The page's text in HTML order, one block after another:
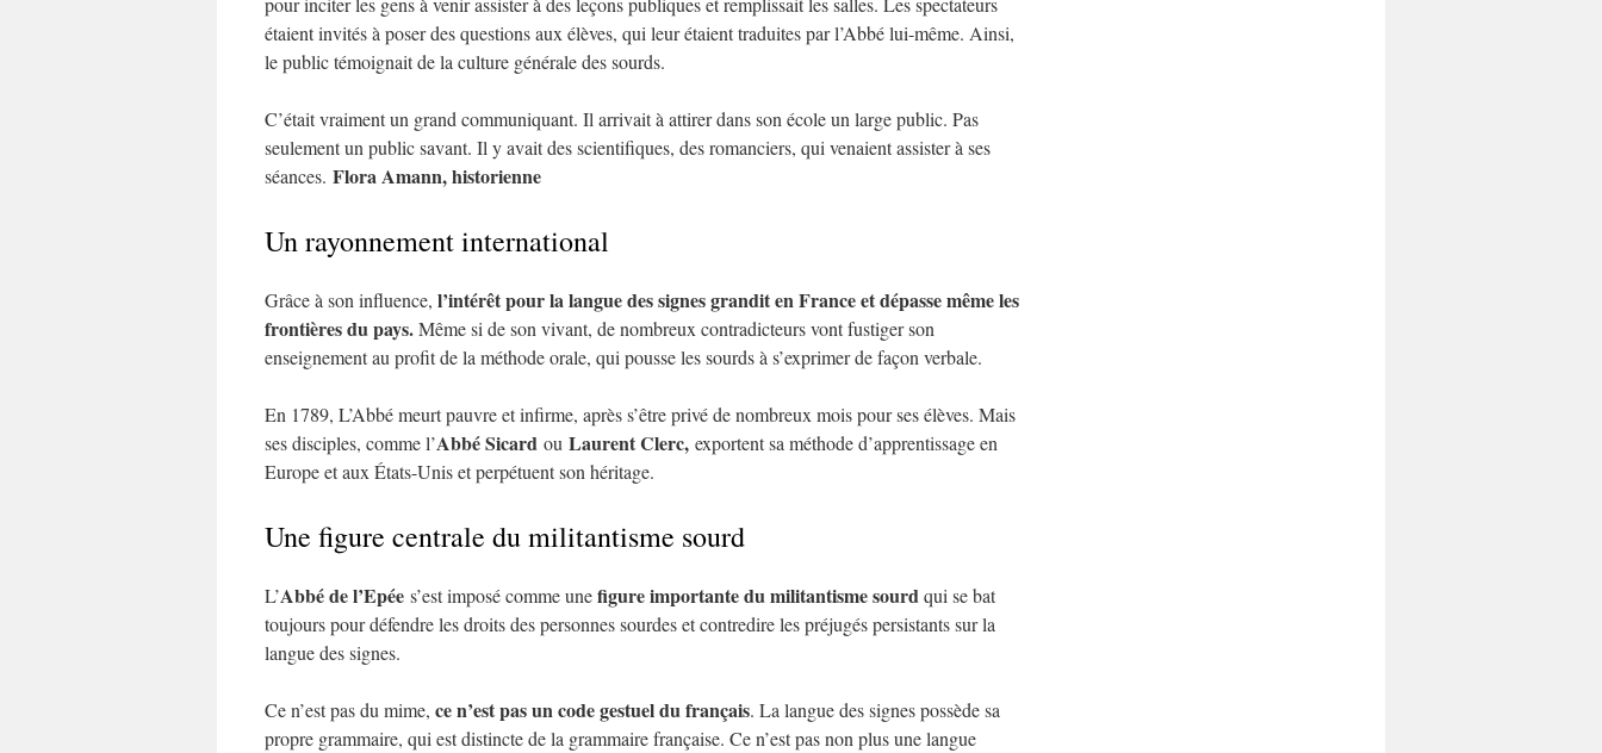
étaient invités à poser des questions aux élèves, qui leur étaient traduites par l’Abbé lui-même. Ainsi,
le public témoignait de la culture générale des sourds.
C’était vraiment un grand communiquant. Il arrivait à attirer dans son école un large public. Pas
seulement un public savant. Il y avait des scientifiques, des romanciers, qui venaient assister à ses
séances. Flora Amann, historienne
Un rayonnement international
Grâce à son influence, l’intérêt pour la langue des signes grandit en France et dépasse même les
frontières du pays.Même si de son vivant, de nombreux contradicteurs vont fustiger son
enseignement au profit de la méthode orale, qui pousse les sourds à s’exprimer de façon verbale.
En 1789, L’Abbé meurt pauvre et infirme, après s’être privé de nombreux mois pour ses élèves. Mais
ses disciples, comme l’Abbé Sicard ou Laurent Clerc, exportent sa méthode d’apprentissage en
Europe et aux États-Unis et perpétuent son héritage.
Une figure centrale du militantisme sourd
L’Abbé de l’Epée s’est imposé comme unefigure importante du militantisme sourdqui se bat
toujours pour défendre les droits des personnes sourdes et contredire les préjugés persistants sur la
langue des signes.
Ce n’est pas du mime, ce n’est pas un code gestuel du français. La langue des signes possède sa
propre grammaire, qui est distincte de la grammaire française. Ce n’est pas non plus une langue